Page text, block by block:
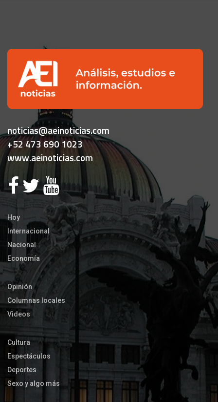
noticias@aeinoticias.com
+52 473 690 1023
www.aeinoticias.com
Hoy
Internacional
Nacional
Economía
Opinión
Columnas locales
Videos
Cultura
Espectáculos
Deportes
Sexo y algo más